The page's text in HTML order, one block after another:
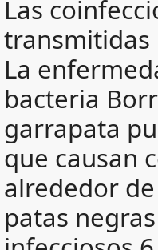
Las
La
bacteria
garrapata
que causan
alrededor
patas